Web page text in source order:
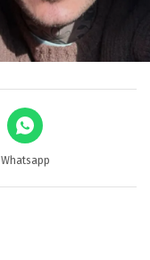
Whatsapp